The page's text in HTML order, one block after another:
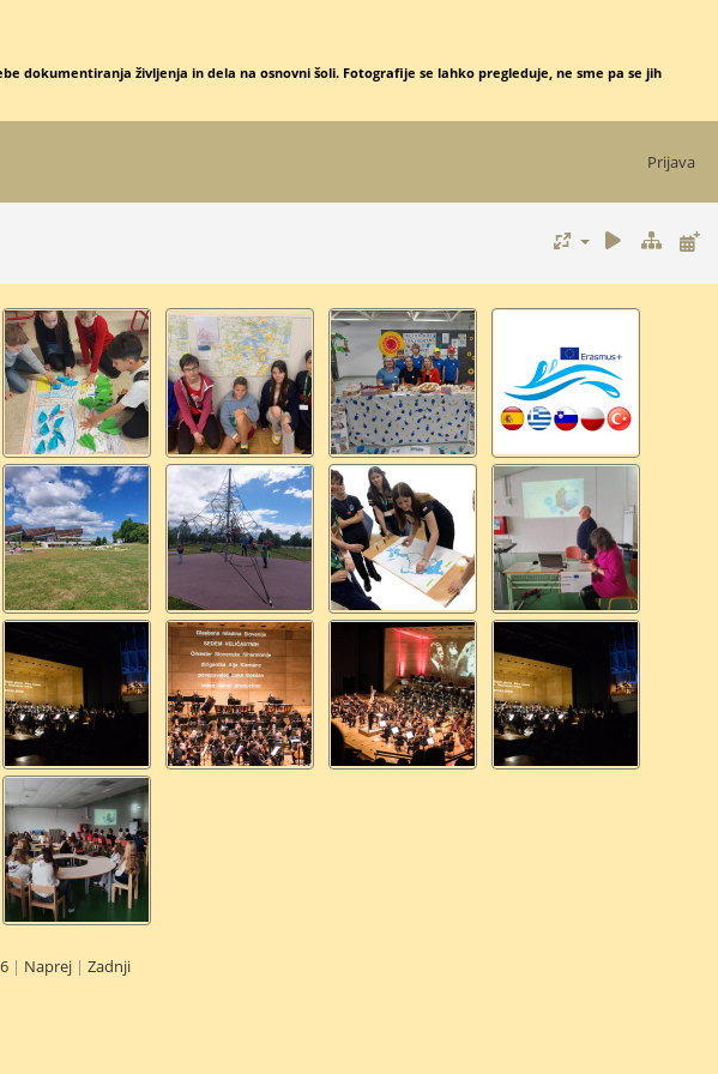
dokumentiranja življenja in dela na osnovni šoli. Fotografije se lahko pregleduje, ne sme pa se jih
Prijava
| Naprej | Zadnji